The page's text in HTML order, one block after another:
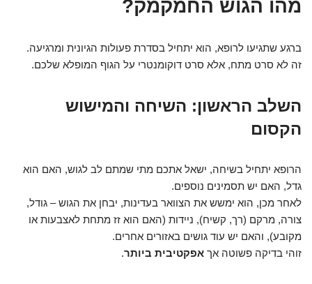
מהו הגוש החמקמק?
ברגע שתגיעו לרופא, הוא יתחיל בסדרת פעולות הגיונית ומרגיעה.
זה לא סרט מתח, אלא סרט דוקומנטרי על הגוף המופלא שלכם.
השלב הראשון: השיחה והמישוש
הקסום
הרופא יתחיל בשיחה, ישאל אתכם מתי שמתם לב לגוש, האם הוא
גדל, האם יש תסמינים נוספים.
לאחר מכן, הוא ימשש את הצוואר בעדינות, יבחן את הגוש – גודל,
צורה, מרקם (רך, קשיח), ניידות (האם הוא זז מתחת לאצבעות או
מקובע), והאם יש עוד גושים באזורים אחרים.
זוהי בדיקה פשוטה אך אפקטיבית ביותר.